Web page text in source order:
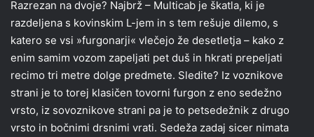
Razrezan na dvoje? Najbrž – Multicab je škatla, ki je
razdeljena s kovinskim L-jem in s tem rešuje dilemo, s
katero se vsi »furgonarji« vlečejo že desetletja – kako z
enim samim vozom zapeljati pet duš in hkrati prepeljati
recimo tri metre dolge predmete. Sledite? Iz voznikove
strani je to torej klasičen tovorni furgon z eno sedežno
vrsto, iz sovoznikove strani pa je to petsedežnik z drugo
vrsto in bočnimi drsnimi vrati. Sedeža zadaj sicer nimata